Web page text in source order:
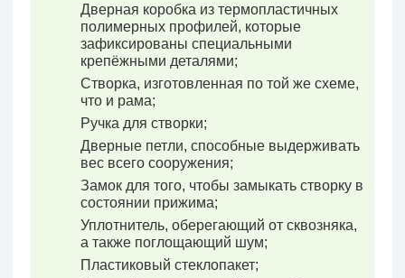
Дверная коробка из термопластичных
полимерных профилей, которые
зафиксированы специальными
крепёжными деталями;
Створка, изготовленная по той же схеме,
что и рама;
Ручка для створки;
Дверные петли, способные выдерживать
вес всего сооружения;
Замок для того, чтобы замыкать створку в
состоянии прижима;
Уплотнитель, оберегающий от сквозняка,
а также поглощающий шум;
Пластиковый стеклопакет;